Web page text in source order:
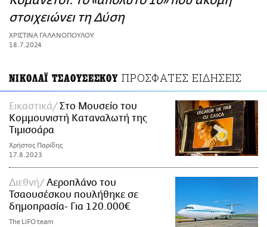
ΑΜΠΑ
PRINT
στοιχειώνει τη Δύση
ΧΡΙΣΤΙΝΑ ΓΑΛΑΝΟΠΟΥΛΟΥ
18.7.2024
ΝΙΚΟΛΑΪ ΤΣΑΟΥΣΕΣΚΟΥ ΠΡΟΣΦΑΤΕΣ ΕΙΔΗΣΕΙΣ
Εικαστικά
Στο Μουσείο του
Κομμουνιστή Καταναλωτή της
Τιμισοάρα
Χρήστος Παρίδης
17.8.2023
Διεθνή
Αεροπλάνο του
Τσαουσέσκου πουλήθηκε σε
δημοπρασία- Για 120.000€
The LiFO team